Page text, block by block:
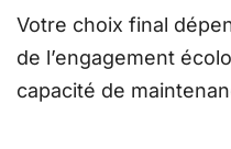
Votre choix final
de l’engagement
capacité de